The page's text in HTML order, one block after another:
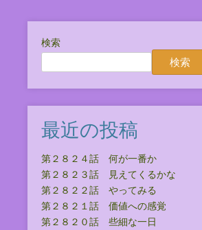
検索
検索
最近の投稿
第２８２４話 何が一番か
第２８２３話 見えてくるかな
第２８２２話 やってみる
第２８２１話 価値への感覚
第２８２０話 些細な一日